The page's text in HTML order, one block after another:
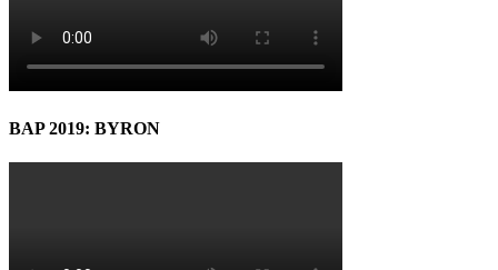
BAP 2019: BYRON